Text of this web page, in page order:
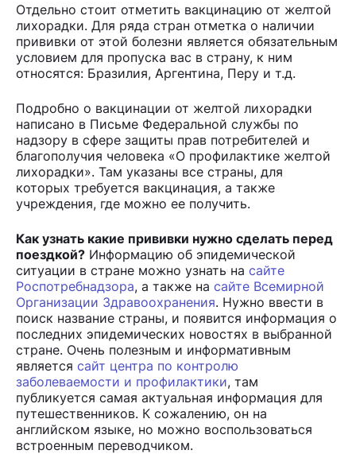
Отдельно стоит отметить вакцинацию от желтой
лихорадки. Для ряда стран отметка о наличии
прививки от этой болезни является обязательным
условием для пропуска вас в страну, к ним
относятся: Бразилия, Аргентина, Перу и т.д.
Подробно о вакцинации от желтой лихорадки
написано в Письме Федеральной службы по
надзору в сфере защиты прав потребителей и
благополучия человека «О профилактике желтой
лихорадки». Там указаны все страны, для
которых требуется вакцинация, а также
учреждения, где можно ее получить.
Как узнать какие прививки нужно сделать перед
поездкой? Информацию об эпидемической
ситуации в стране можно узнать на сайте
Роспотребнадзора, а также на сайте Всемирной
Организации Здравоохранения. Нужно ввести в
поиск название страны, и появится информация о
последних эпидемических новостях в выбранной
стране. Очень полезным и информативным
является сайт центра по контролю
заболеваемости и профилактики, там
публикуется самая актуальная информация для
путешественников. К сожалению, он на
английском языке, но можно воспользоваться
встроенным переводчиком.